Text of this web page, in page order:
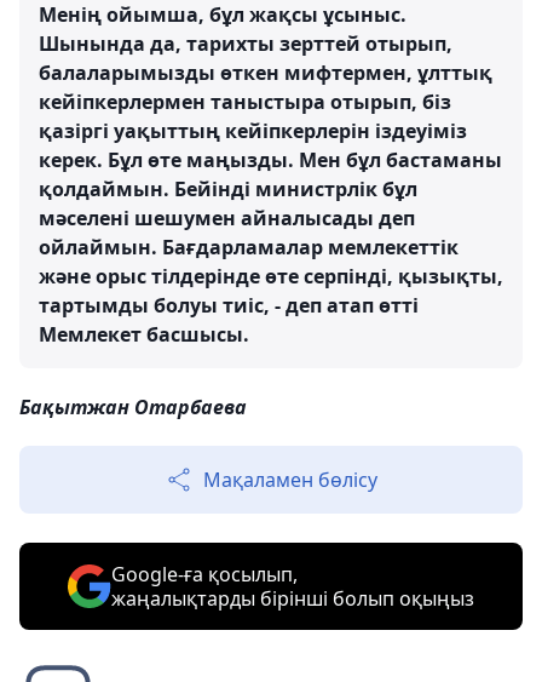
Менің ойымша, бұл жақсы ұсыныс.
Шынында да, тарихты зерттей отырып,
балаларымызды өткен мифтермен, ұлттық
кейіпкерлермен таныстыра отырып, біз
қазіргі уақыттың кейіпкерлерін іздеуіміз
керек. Бұл өте маңызды. Мен бұл бастаманы
қолдаймын. Бейінді министрлік бұл
мәселені шешумен айналысады деп
ойлаймын. Бағдарламалар мемлекеттік
және орыс тілдерінде өте серпінді, қызықты,
тартымды болуы тиіс, - деп атап өтті
Мемлекет басшысы.
Бақытжан Отарбаева
Мақаламен бөлісу
Google-ға қосылып,
жаңалықтарды бірінші болып оқыңыз